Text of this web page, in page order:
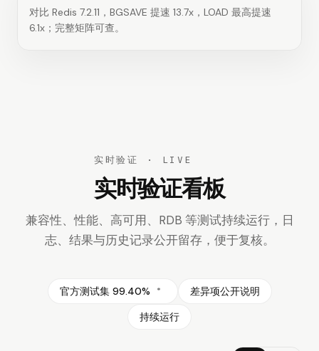
对比 Redis 7.2.11，BGSAVE 提速 13.7x，LOAD 最高提速
6.1x；完整矩阵可查。
实时验证 · LIVE
实时验证看板
兼容性、性能、高可用、RDB 等测试持续运行，日
志、结果与历史记录公开留存，便于复核。
官方测试集 99.40% *
差异项公开说明
持续运行